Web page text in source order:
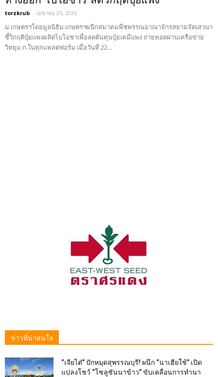
torzkrub - เมษายน 25, 2026
ม.เกษตรฯโดยมูลนิธิม.เกษตรฯผนึกสมาคมพืชพรรณอาณาจักรสยามจัดเสวนา
ชี้วิกฤติปุ๋ยแพงผลิตไบโอชาเพื่อลดต้นทุนปุ๋ยเคมีแพง ถ่ายทอดผ่านเครือข่าย
วิทยุม.ก.ในทุกแพลตฟอร์ม เมื่อวันที่ 22...
ข่าวที่น่าสนใจ
“เจียไต๋” ปักหมุดสุพรรณบุรี! ผนึก “นาเฮียใช้” เปิด
แปลงโชว์ “โซลูชันนาข้าว” ขับเคลื่อนการทำนา